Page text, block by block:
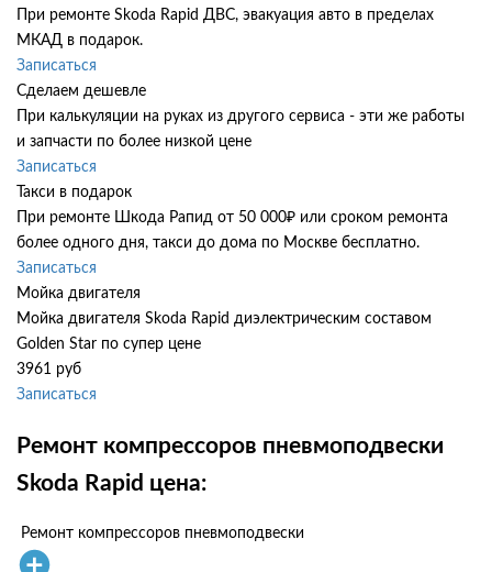
При ремонте Skoda Rapid ДВС, эвакуация авто в пределах
МКАД в подарок.
Записаться
Сделаем дешевле
При калькуляции на руках из другого сервиса - эти же работы
и запчасти по более низкой цене
Записаться
Такси в подарок
При ремонте Шкода Рапид от 50 000₽ или сроком ремонта
более одного дня, такси до дома по Москве бесплатно.
Записаться
Мойка двигателя
Мойка двигателя Skoda Rapid диэлектрическим составом
Golden Star по супер цене
3961 руб
Записаться
Ремонт компрессоров пневмоподвески
Skoda Rapid цена:
Ремонт компрессоров пневмоподвески